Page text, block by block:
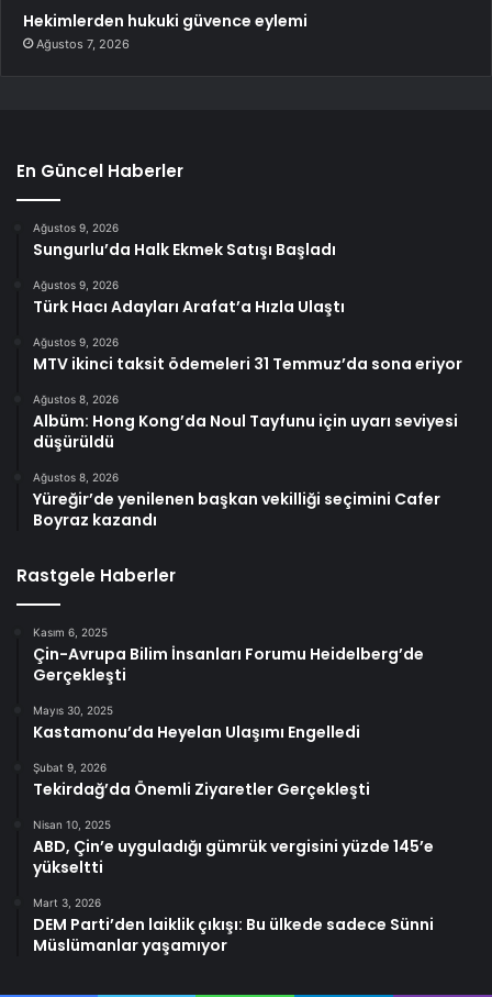
Hekimlerden hukuki güvence eylemi
Ağustos 7, 2026
En Güncel Haberler
Ağustos 9, 2026
Sungurlu’da Halk Ekmek Satışı Başladı
Ağustos 9, 2026
Türk Hacı Adayları Arafat’a Hızla Ulaştı
Ağustos 9, 2026
MTV ikinci taksit ödemeleri 31 Temmuz’da sona eriyor
Ağustos 8, 2026
Albüm: Hong Kong’da Noul Tayfunu için uyarı seviyesi
düşürüldü
Ağustos 8, 2026
Yüreğir’de yenilenen başkan vekilliği seçimini Cafer
Boyraz kazandı
Rastgele Haberler
Kasım 6, 2025
Çin-Avrupa Bilim İnsanları Forumu Heidelberg’de
Gerçekleşti
Mayıs 30, 2025
Kastamonu’da Heyelan Ulaşımı Engelledi
Şubat 9, 2026
Tekirdağ’da Önemli Ziyaretler Gerçekleşti
Nisan 10, 2025
ABD, Çin’e uyguladığı gümrük vergisini yüzde 145’e
yükseltti
Mart 3, 2026
DEM Parti’den laiklik çıkışı: Bu ülkede sadece Sünni
Müslümanlar yaşamıyor